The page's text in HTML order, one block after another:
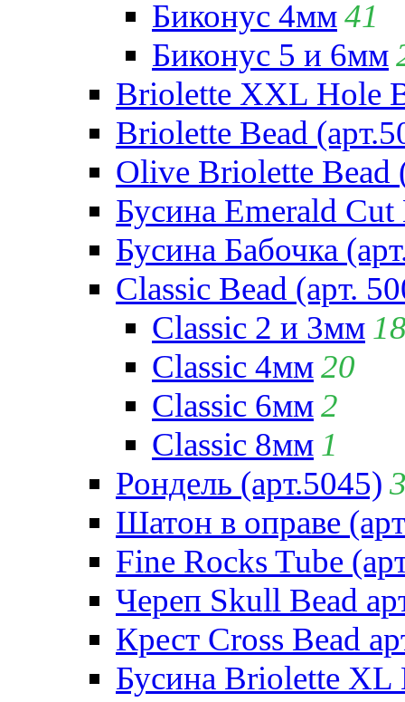
Биконус 4мм41
Биконус 5 и 6мм
Briolette XXL Hole
Briolette Bead
Olive Briolette Bead
Бусина Emerald Cut
Бусина Бабочка
Classic Bead (арт.
Classic 2 и 3мм
Classic 4мм20
Classic 6мм2
Classic 8мм 1
Рондель (арт.5045)
Шатон в оправе
Fine Rocks Tube
Череп Skull Bead
Крест Cross Bead
Бусина Briolette XL